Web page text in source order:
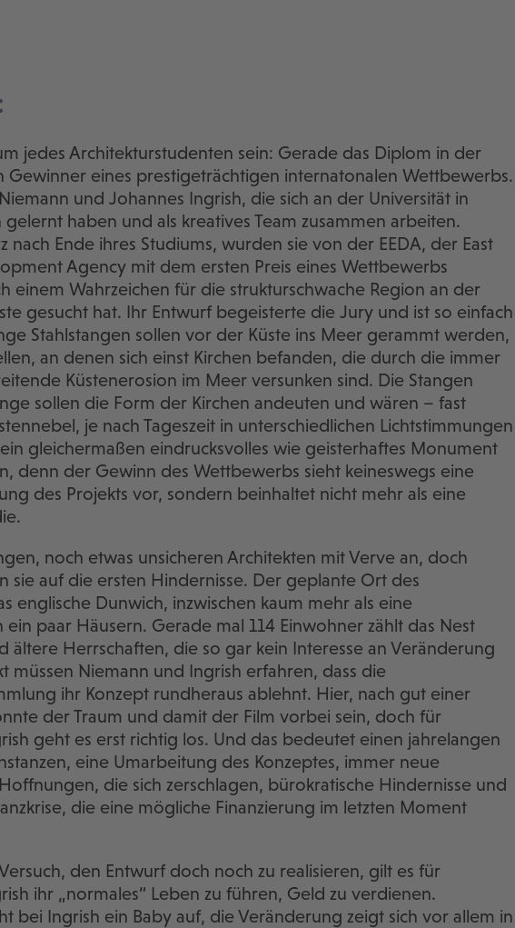
jedes Architekturstudenten sein: Gerade das Diplom in der
Gewinner eines prestigeträchtigen internatonalen Wettbewerbs.
und Johannes Ingrish, die sich an der Universität in
haben und als kreatives Team zusammen arbeiten.
nach Ende ihres Studiums, wurden sie von der EEDA, der East
Agency mit dem ersten Preis eines Wettbewerbs
einem Wahrzeichen für die strukturschwache Region an der
gesucht hat. Ihr Entwurf begeisterte die Jury und ist so einfach
Stahlstangen sollen vor der Küste ins Meer gerammt werden,
an denen sich einst Kirchen befanden, die durch die immer
Küstenerosion im Meer versunken sind. Die Stangen
sollen die Form der Kirchen andeuten und wären – fast
je nach Tageszeit in unterschiedlichen Lichtstimmungen
gleichermaßen eindrucksvolles wie geisterhaftes Monument
denn der Gewinn des Wettbewerbs sieht keineswegs eine
des Projekts vor, sondern beinhaltet nicht mehr als eine
noch etwas unsicheren Architekten mit Verve an, doch
sie auf die ersten Hindernisse. Der geplante Ort des
englische Dunwich, inzwischen kaum mehr als eine
paar Häusern. Gerade mal 114 Einwohner zählt das Nest
ältere Herrschaften, die so gar kein Interesse an Veränderung
müssen Niemann und Ingrish erfahren, dass die
ihr Konzept rundheraus ablehnt. Hier, nach gut einer
der Traum und damit der Film vorbei sein, doch für
geht es erst richtig los. Und das bedeutet einen jahrelangen
eine Umarbeitung des Konzeptes, immer neue
die sich zerschlagen, bürokratische Hindernisse und
die eine mögliche Finanzierung im letzten Moment
den Entwurf doch noch zu realisieren, gilt es für
ihr „normales“ Leben zu führen, Geld zu verdienen.
bei Ingrish ein Baby auf, die Veränderung zeigt sich vor allem in